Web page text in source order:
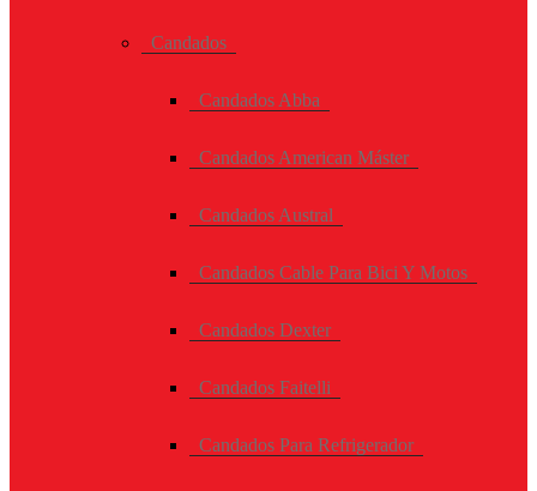
Candados
Candados Abba
Candados American Máster
Candados Austral
Candados Cable Para Bici Y Motos
Candados Dexter
Candados Faitelli
Candados Para Refrigerador